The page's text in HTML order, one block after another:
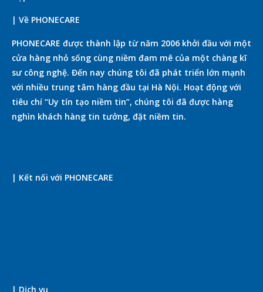
| Về PHONECARE
PHONECARE được thành lập từ năm 2006 khởi đầu với một
cửa hàng nhỏ sống cùng niềm đam mê của một chàng kĩ
sư công nghệ. Đến nay chúng tôi đã phát triển lớn mạnh
với nhiều trung tâm hàng đầu tại Hà Nội. Hoạt động với
tiêu chí “Uy tín tạo niềm tin”, chúng tôi đã được hàng
nghìn khách hàng tin tưởng, đặt niềm tin.
| Kết nối với PHONECARE
| Dịch vụ